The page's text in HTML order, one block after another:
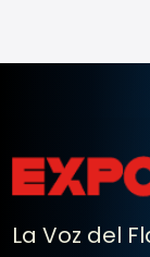
La Voz del